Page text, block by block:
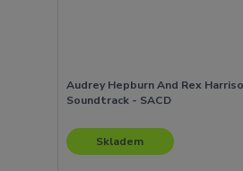
Audrey Hepburn And Rex
Soundtrack - SACD
Skladem